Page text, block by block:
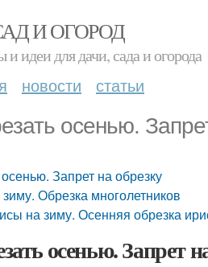
И ОГОРОД
идеи для дачи, сада и огорода
новости статьи
осенью.
Запрет на обрезку
Обрезка многолетников
на зиму. Осенняя обрезка
осенью. Запрет